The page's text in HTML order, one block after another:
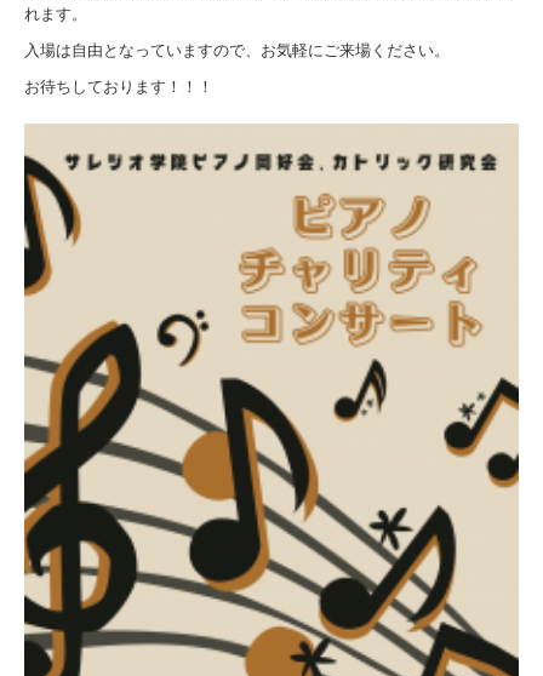
れます。
入場は自由となっていますので、お気軽にご来場ください。
お待ちしております！！！